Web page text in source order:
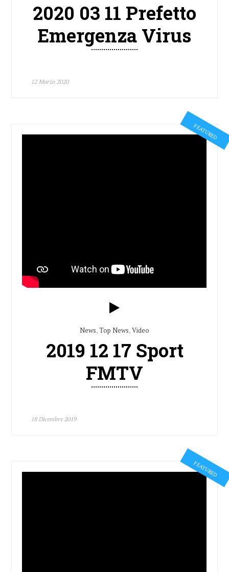
2020 03 11 Prefetto
Emergenza Virus
12 Marzo 2020
FEATURED
News,Top News,Video
2019 12 17 Sport
FMTV
18 Dicembre 2019
FEATURED